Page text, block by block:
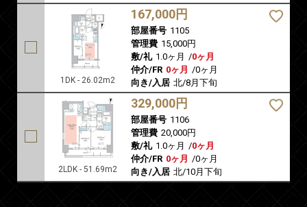
1DK - 26.02m2
167,000円
部屋番号 1105
管理費 15,000円
敷/礼 1.0ヶ月 /0ヶ月
仲介/FR 0ヶ月 /0ヶ月
向き/入居 北/8月下旬
2LDK - 51.69m2
329,000円
部屋番号 1106
管理費 20,000円
敷/礼 1.0ヶ月 /0ヶ月
仲介/FR 0ヶ月 /0ヶ月
向き/入居 北/10月下旬